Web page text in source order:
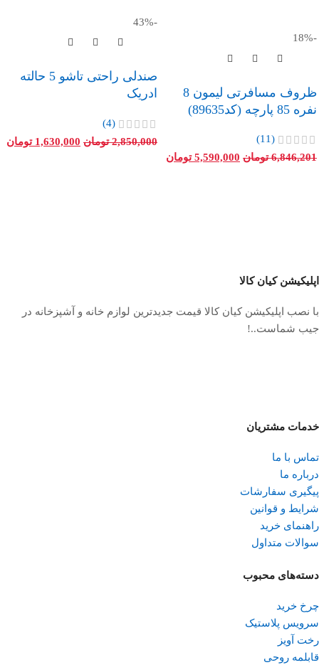
-18%
ظروف مسافرتی لیمون 8
نفره 85 پارچه (کد89635)
(11)
6,846,201 تومان 5,590,000 تومان
-43%
صندلی راحتی تاشو 5 حالته
ادریک
(4)
2,850,000 تومان 1,630,000 تومان
اپلیکیشن کیان کالا
با نصب اپلیکیشن کیان کالا قیمت جدیدترین لوازم خانه و آشپزخانه در
جیب شماست..!
خدمات مشتریان
تماس با ما
درباره ما
پیگیری سفارشات
شرایط و قوانین
راهنمای خرید
سوالات متداول
دسته‌های محبوب
چرخ خرید
سرویس پلاستیک
رخت آویز
قابلمه روحی